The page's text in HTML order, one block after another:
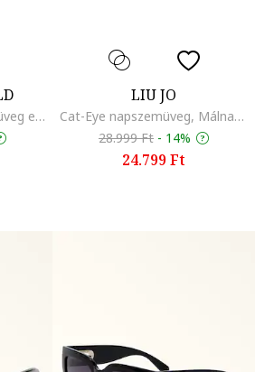
Négyszögletű napszemüveg egyszínű lencsékkel, Zöld/Fekete/Szürke
LIU JO
Cat-Eye napszemüveg, Málnaszín
28.999 Ft - 14%
24.799 Ft